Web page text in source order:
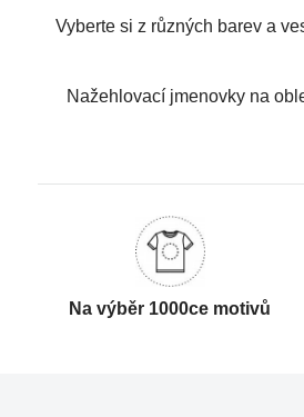
Vyberte si z různých barev a
Nažehlovací jmenovky na
Na výběr 1000ce motivů